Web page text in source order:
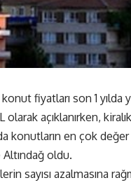
fiyatları son 1
olarak açıklanırken,
konutların en çok
oldu.
sayısı azalmasına